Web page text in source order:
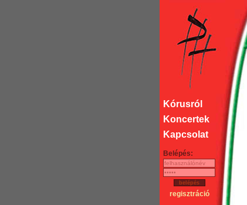
Kórusról
Koncertek
Kapcsolat
Belépés:
regisztráció